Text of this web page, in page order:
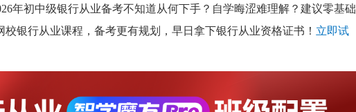
年初中级银行从业备考不知道从何下手？自学晦涩难理解？建议零基础
校银行从业课程，备考更有规划，早日拿下银行从业资格证书！ 立即试